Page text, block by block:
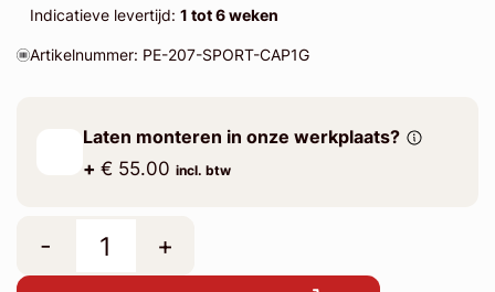
Indicatieve levertijd: 1 tot 6 weken
Artikelnummer: PE-207-SPORT-CAP1G
Laten monteren in onze werkplaats?
+ € 55.00 incl. btw
- +